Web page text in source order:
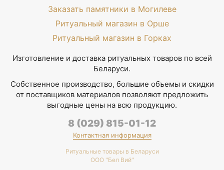
Заказать памятники в Могилеве
Ритуальный магазин в Орше
Ритуальный магазин в Горках
Изготовление и доставка ритуальных товаров по всей
Беларуси.
Собственное производство, большие объемы и скидки
от поставщиков материалов позволяют предложить
выгодные цены на всю продукцию.
8 (029) 815-01-12
Контактная информация
Ритуальные товары в Беларуси
ООО "Бел Вий"